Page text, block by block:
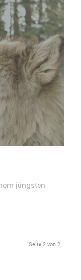
jüngsten
Seite 2 von 2